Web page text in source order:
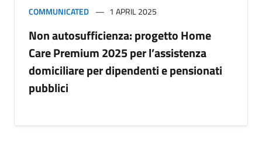
COMMUNICATED 1 APRIL 2025
Non autosufficienza: progetto Home
Care Premium 2025 per l’assistenza
domiciliare per dipendenti e pensionati
pubblici